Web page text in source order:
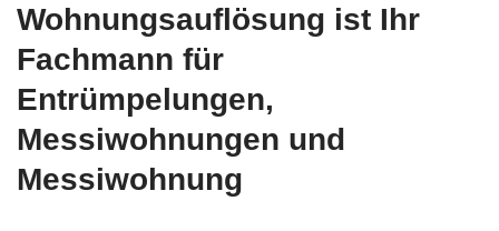
Wohnungsauflösung ist Ihr
Fachmann für
Entrümpelungen,
Messiwohnungen und
Messiwohnung